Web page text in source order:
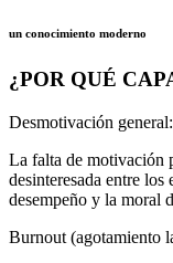
un conocimiento moderno
¿POR QUÉ
Desmotivación general:
La falta de motivación
desinteresada entre los
desempeño y la moral
Burnout (agotamiento